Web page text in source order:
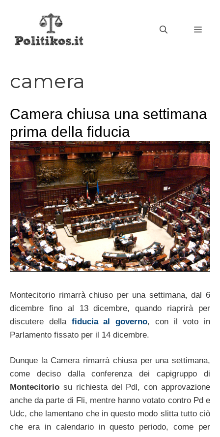
camera
Camera chiusa una settimana
prima della fiducia
Montecitorio rimarrà chiuso per una settimana, dal 6
dicembre fino al 13 dicembre, quando riaprirà per
discutere della fiducia al governo, con il voto in
Parlamento fissato per il 14 dicembre.
Dunque la Camera rimarrà chiusa per una settimana,
come deciso dalla conferenza dei capigruppo di
Montecitorio su richiesta del Pdl, con approvazione
anche da parte di Fli, mentre hanno votato contro Pd e
Udc, che lamentano che in questo modo slitta tutto ciò
che era in calendario in questo periodo, come per